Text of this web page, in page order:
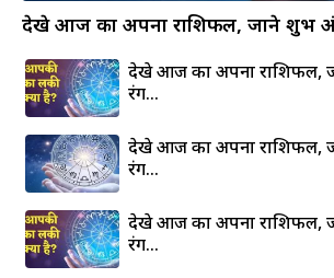
देखे आज का अपना राशिफल, जाने शुभ
देखे आज का अपना
रंग…
देखे आज का अपना
रंग…
देखे आज का अपना
रंग…